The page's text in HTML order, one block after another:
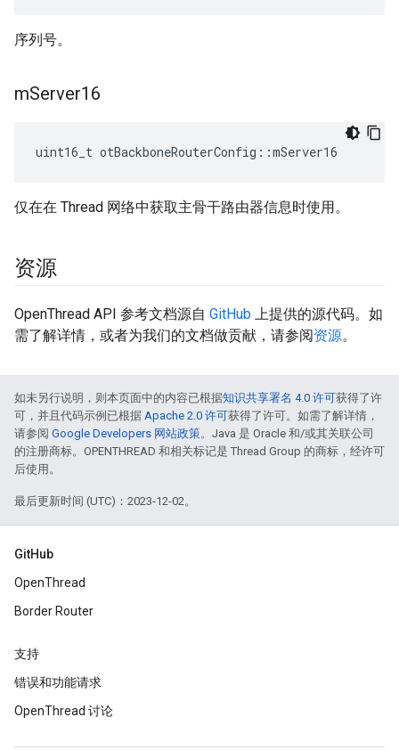
序列号。
mServer16
uint16_t otBackboneRouterConfig ::mServer16
仅在在 Thread 网络中获取主骨干路由器信息时使用。
资源
OpenThread API 参考文档源自 GitHub 上提供的源代码。如
需了解详情，或者为我们的文档做贡献，请参阅资源。
如未另行说明，则本页面中的内容已根据知识共享署名 4.0 许可获得了许
可，并且代码示例已根据 Apache 2.0 许可获得了许可。如需了解详情，
请参阅 Google Developers 网站政策。Java 是 Oracle 和/或其关联公司
的注册商标。OPENTHREAD 和相关标记是 Thread Group 的商标，经许可
后使用。
最后更新时间 (UTC)：2023-12-02。
GitHub
OpenThread
Border Router
支持
错误和功能请求
OpenThread 讨论